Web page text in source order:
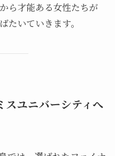
ら才能ある女性たちが
たいていきます。
スユニバーシティへ